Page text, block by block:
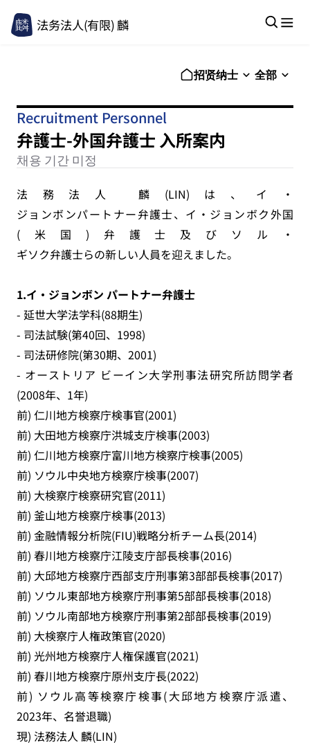
法务法人(有限) 麟
招贤纳士 全部
Recruitment Personnel
弁護士-外国弁護士 入所案内
채용 기간 미정
法務法人 麟(LIN)は、イ・
ジョンボンパートナー弁護士、イ・ジョンボク外国
(米国)弁護士及びソル・
ギソク弁護士らの新しい人員を迎えました。
1.イ・ジョンボン パートナー弁護士
- 延世大学法学科(88期生)
- 司法試験(第40回、1998)
- 司法研修院(第30期、2001)
- オーストリア ビーイン大学刑事法研究所訪問学者
(2008年、1年)
前) 仁川地方検察庁検事官(2001)
前) 大田地方検察庁洪城支庁検事(2003)
前) 仁川地方検察庁富川地方検察庁検事(2005)
前) ソウル中央地方検察庁検事(2007)
前) 大検察庁検察研究官(2011)
前) 釜山地方検察庁検事(2013)
前) 金融情報分析院(FIU)戦略分析チーム長(2014)
前) 春川地方検察庁江陵支庁部長検事(2016)
前) 大邱地方検察庁西部支庁刑事第3部部長検事(2017)
前) ソウル東部地方検察庁刑事第5部部長検事(2018)
前) ソウル南部地方検察庁刑事第2部部長検事(2019)
前) 大検察庁人権政策官(2020)
前) 光州地方検察庁人権保護官(2021)
前) 春川地方検察庁原州支庁長(2022)
前) ソウル高等検察庁検事(大邱地方検察庁派遣、
2023年、名誉退職)
現) 法務法人 麟(LIN)